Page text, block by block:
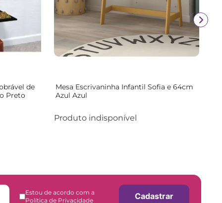
de
Preto
Mesa Escrivaninha Infantil Sofia e 64cm
Azul Azul
Produto indisponível
Estou de acordo com a
Política de Privacidade
Cadastrar